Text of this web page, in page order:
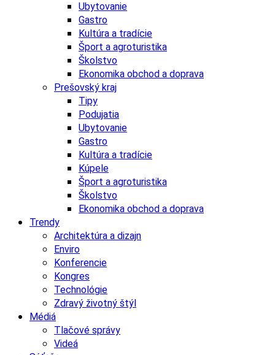
Ubytovanie
Gastro
Kultúra a tradície
Šport a agroturistika
Školstvo
Ekonomika obchod a doprava
Prešovský kraj
Tipy
Podujatia
Ubytovanie
Gastro
Kultúra a tradície
Kúpele
Šport a agroturistika
Školstvo
Ekonomika obchod a doprava
Trendy
Architektúra a dizajn
Enviro
Konferencie
Kongres
Technológie
Zdravý životný štýl
Médiá
Tlačové správy
Videá